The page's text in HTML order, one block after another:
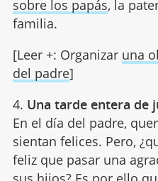
sobre los papás, la
familia.
[Leer +: Organizar una
del padre]
4. Una tarde entera de
En el día del padre,
sientan felices. Pero,
feliz que pasar una